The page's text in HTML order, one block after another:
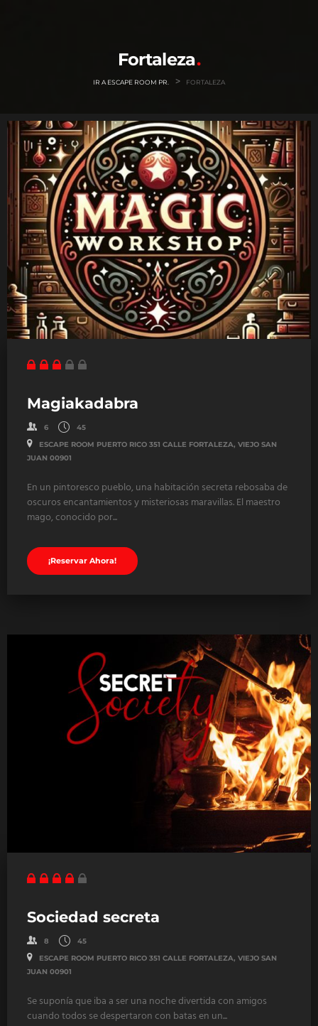
Fortaleza
IR A ESCAPE ROOM PR. > FORTALEZA
Magiakadabra
6 45
ESCAPE ROOM PUERTO RICO 351 CALLE FORTALEZA, VIEJO SAN
JUAN 00901
En un pintoresco pueblo, una habitación secreta rebosaba de
oscuros encantamientos y misteriosas maravillas. El maestro
mago, conocido por...
¡Reservar Ahora!
Sociedad secreta
8 45
ESCAPE ROOM PUERTO RICO 351 CALLE FORTALEZA, VIEJO SAN
JUAN 00901
Se suponía que iba a ser una noche divertida con amigos
cuando todos se despertaron con batas en un...